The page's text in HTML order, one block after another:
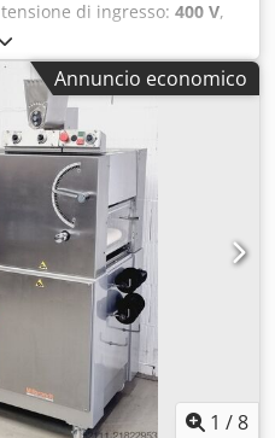
di ingresso: 400 V,
, larghezza totale:
totale:500 mm,
, tipo di corrente in
49 kg
, larghezza
, anno dell'ultima revisione:
formatura di panini al latte
di impasto... come se
manuale/da un solo
regolabile Nastro
Af Eef Macchina da tavolo
solo presso di noi
16 A Macchina usata,
gli standard SAB Con
Contratto di manutenzione
la nostra vasta
panetterie!
Annuncio economico
1 /8